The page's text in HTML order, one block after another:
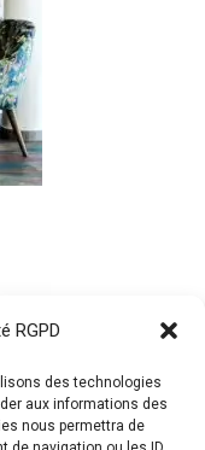
RGPD
des technologies
aux informations des
nous permettra de